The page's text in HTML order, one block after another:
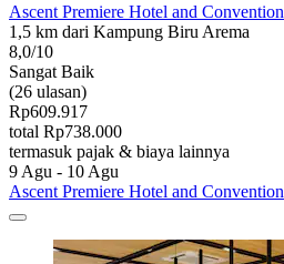
Ascent Premiere Hotel and Convention
1,5 km dari Kampung Biru Arema
8,0/10
Sangat Baik
(26 ulasan)
Rp609.917
total Rp738.000
termasuk pajak & biaya lainnya
9 Agu - 10 Agu
Ascent Premiere Hotel and Convention